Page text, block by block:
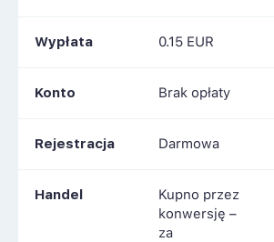
Wypłata 0.15 EUR
Konto Brak opłaty
Rejestracja Darmowa
Handel
Kupno przez
konwersję –
za